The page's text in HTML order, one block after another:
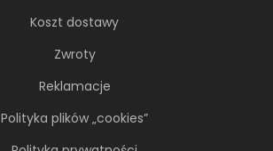
Koszt dostawy
Zwroty
Reklamacje
Polityka plików „cookies”